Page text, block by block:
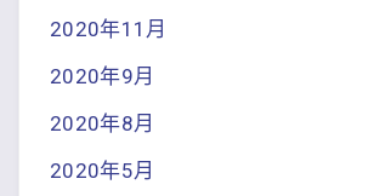
2020年11月
2020年9月
2020年8月
2020年5月